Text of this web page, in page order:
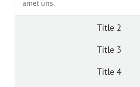
amet uns.
Title 2
Title 3
Title 4